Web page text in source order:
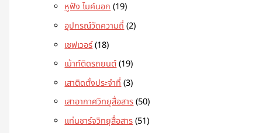
หูฟัง ไมค์นอก 19
อุปกรณ์วัดความถี่ 2
เซฟเวอร์ 18
เม้าท์ติดรถยนต์ 19
เสาติดตั้งประจำที่ 3
เสาอากาศวิทยุสื่อสาร 50
แท่นชาร์จวิทยุสื่อสาร 51